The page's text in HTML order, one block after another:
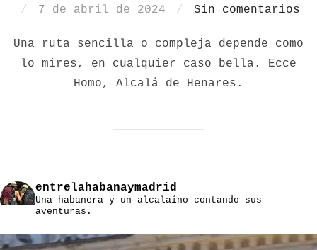
Publicado
7 de abril de 2024 Sin comentarios
Una ruta sencilla o compleja depende como
lo mires, en cualquier caso bella. Ecce
Homo, Alcalá de Henares.
entrelahabanaymadrid
Una habanera y un alcalaíno contando sus
aventuras.